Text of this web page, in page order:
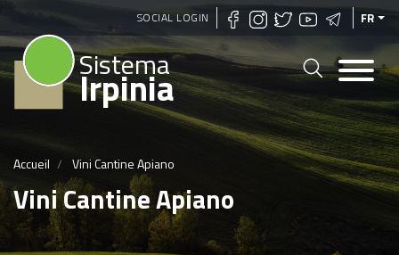
Aller
au
contenu
principal
SOCIAL LOGIN FR
Sistema
Irpinia
Accueil Vini Cantine Apiano
Vini Cantine Apiano